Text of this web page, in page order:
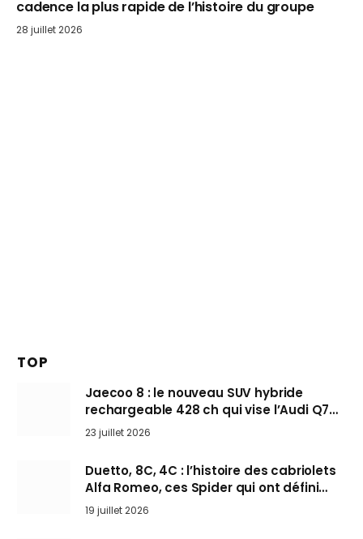
cadence la plus rapide de l’histoire du groupe
28 juillet 2026
TOP
Jaecoo 8 : le nouveau SUV hybride
rechargeable 428 ch qui vise l’Audi Q7
arrive en Europe cet automne
23 juillet 2026
Duetto, 8C, 4C : l’histoire des cabriolets
Alfa Romeo, ces Spider qui ont défini
l’art de rouler cheveux au vent
19 juillet 2026